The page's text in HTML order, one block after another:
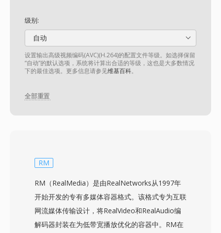
级别:
自动
设置输出高级视频编码(AVC)(H.264)的配置文件等级。如选择保留
“自动”的默认选项，系统将计算出合适的等级，这也是大多数情况
下的最佳选项。更多信息请参见维基百科。
全部重置
RM
RM（RealMedia）是由RealNetworks从1997年
开始开发的专有多媒体容器格式。该格式专为互联
网流媒体传输设计，将RealVideo和RealAudio编
解码器封装在为低带宽播放优化的容器中。RM在